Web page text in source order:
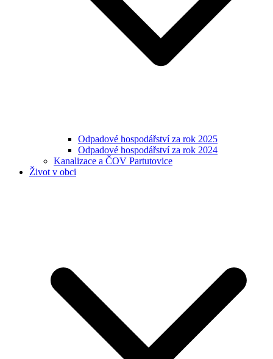
Odpadové hospodářství za rok 2025
Odpadové hospodářství za rok 2024
Kanalizace a ČOV Partutovice
Život v obci